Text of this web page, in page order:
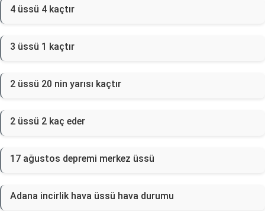
4 üssü 4 kaçtır
3 üssü 1 kaçtır
2 üssü 20 nin yarısı kaçtır
2 üssü 2 kaç eder
17 ağustos depremi merkez üssü
Adana incirlik hava üssü hava durumu